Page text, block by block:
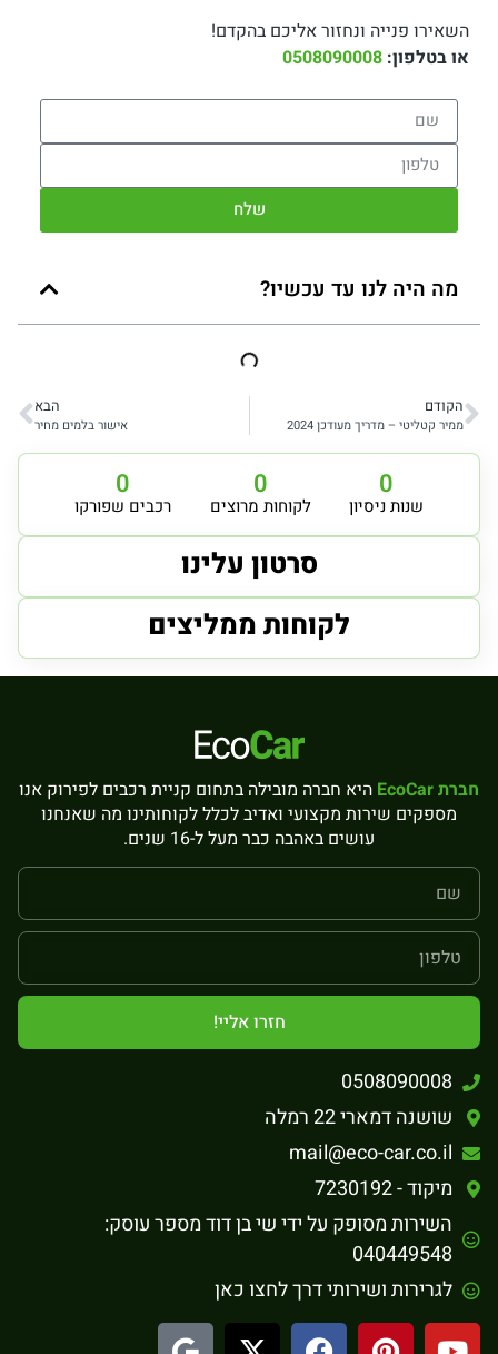
השאירו פנייה ונחזור אליכם בהקדם!
או בטלפון: 0508090008
שלח
מה היה לנו עד עכשיו?
הקודם
ממיר קטליטי – מדריך מעודכן 2024
הבא
אישור בלמים מחיר
שנות ניסיון
0
לקוחות מרוצים
0
רכבים שפורקו
0
סרטון עלינו
לקוחות ממליצים
חברת EcoCar
היא חברה מובילה בתחום קניית רכבים לפירוק אנו
מספקים שירות מקצועי ואדיב לכלל לקוחותינו מה שאנחנו
עושים באהבה כבר מעל ל-16 שנים.
חזרו אליי!
0508090008
שושנה דמארי 22 רמלה
mail@eco-car.co.il
מיקוד - 7230192
השירות מסופק על ידי שי בן דוד מספר עוסק:
040449548
לגרירות ושירותי דרך לחצו כאן